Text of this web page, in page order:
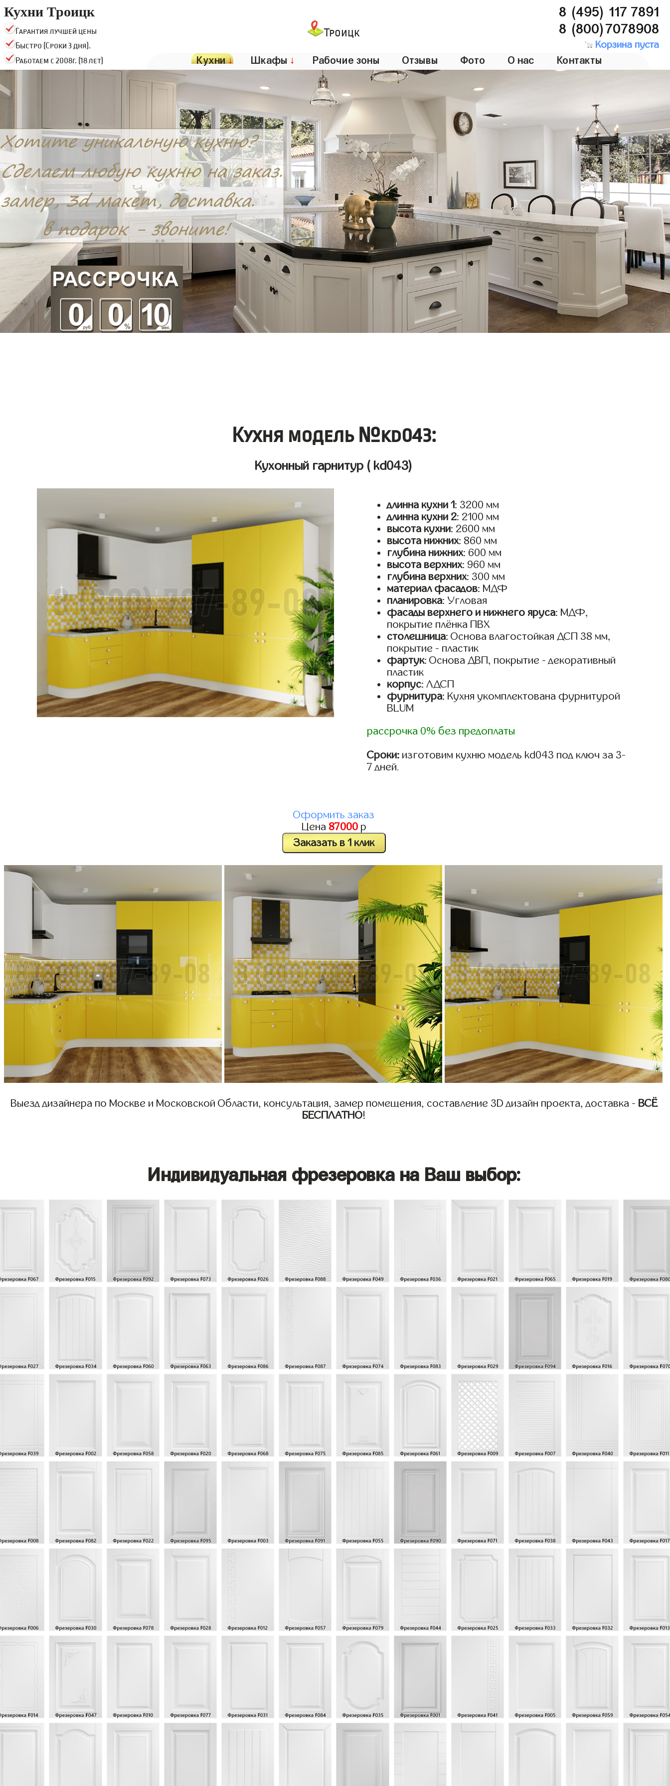
Кухни Троицк
Гарантия лучшей цены
Быстро (Сроки 3 дня).
Работаем с 2008г. (18 лет)
Троицк
8 (495) 117 7891
8 (800)7078908
Корзина пуста
Кухни↓ Шкафы ↓ Рабочие зоны Отзывы Фото О нас Контакты
Кухня модель №kd043:
Кухонный гарнитур ( kd043)
длинна кухни 1: 3200 мм
длинна кухни 2: 2100 мм
высота кухни: 2600 мм
высота нижних: 860 мм
глубина нижних: 600 мм
высота верхних: 960 мм
глубина верхних: 300 мм
материал фасадов: МДФ
планировка: Угловая
фасады верхнего и нижнего яруса: МДФ,
покрытие плёнка ПВХ
столешница: Основа влагостойкая ДСП 38 мм,
покрытие - пластик
фартук: Основа ДВП, покрытие - декоративный
пластик
корпус: ЛДСП
фурнитура: Кухня укомплектована фурнитурой
BLUM
рассрочка 0% без предоплаты
Сроки: изготовим кухню модель kd043 под ключ за 3-
7 дней.
Оформить заказ
Цена 87000р
Заказать в 1 клик
Выезд дизайнера по Москве и Московской Области, консультация, замер помещения, составление 3D дизайн проекта, доставка - ВСЁ
БЕСПЛАТНО!
Индивидуальная фрезеровка на Ваш выбор: